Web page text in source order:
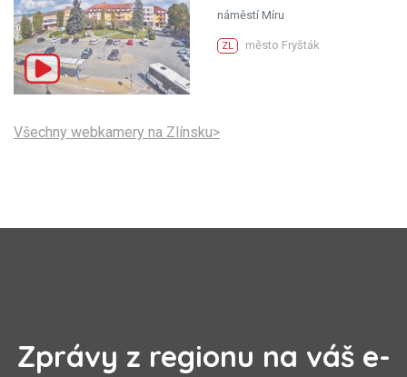
náměstí Míru
ZL město Fryšták
Všechny webkamery na Zlínsku>
Zprávy z regionu na váš e-